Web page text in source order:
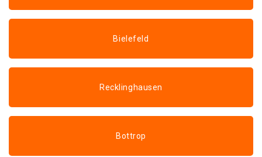
Bielefeld
Recklinghausen
Bottrop